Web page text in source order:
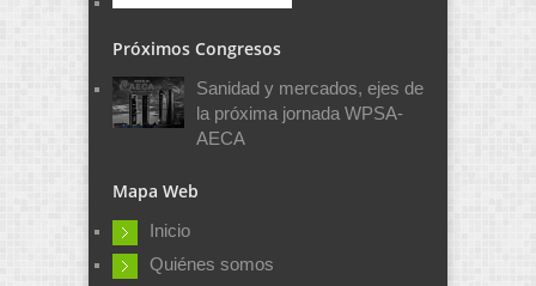
Próximos Congresos
Sanidad y mercados, ejes de
la próxima jornada WPSA-
AECA
Mapa Web
Inicio
Quiénes somos